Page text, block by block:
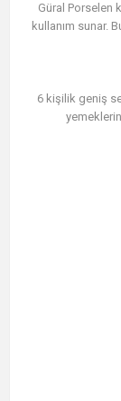
Güral Porselen
kullanım sunar.
6 kişilik geniş